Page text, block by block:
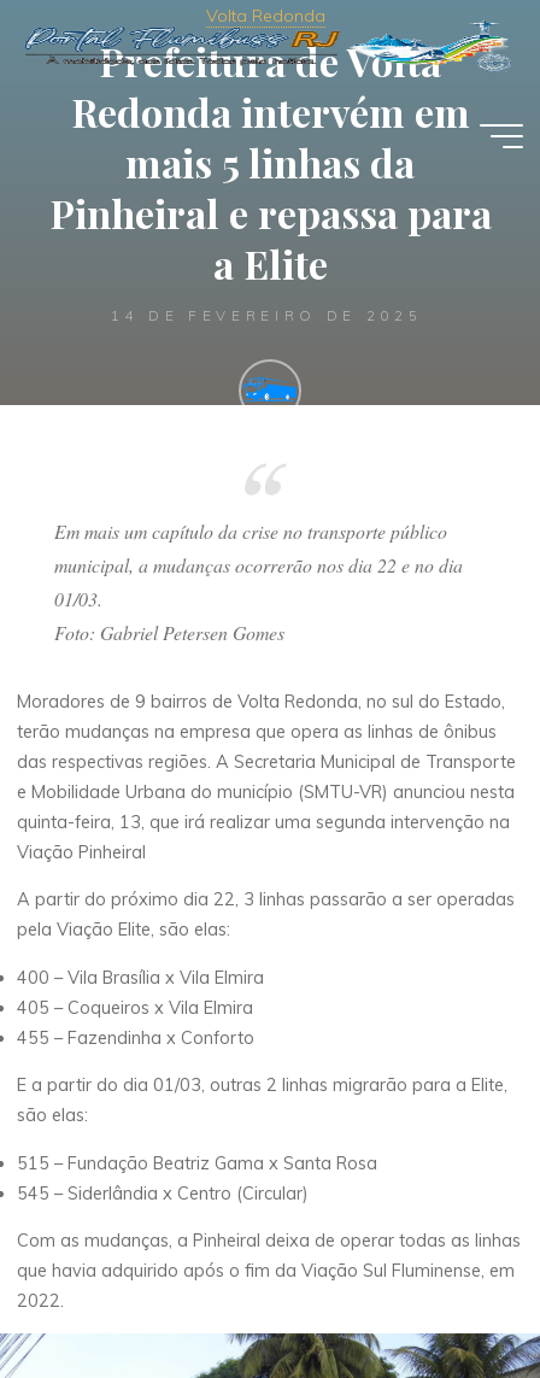
para
conteúdo
Volta Redonda
Prefeitura de Volta
Redonda intervém em
mais 5 linhas da
Pinheiral e repassa para
a Elite
14 DE FEVEREIRO DE 2025
Em mais um capítulo da crise no transporte público
municipal, a mudanças ocorrerão nos dia 22 e no dia
01/03.
Foto: Gabriel Petersen Gomes
Moradores de 9 bairros de Volta Redonda, no sul do Estado,
terão mudanças na empresa que opera as linhas de ônibus
das respectivas regiões. A Secretaria Municipal de Transporte
e Mobilidade Urbana do município (SMTU-VR) anunciou nesta
quinta-feira, 13, que irá realizar uma segunda intervenção na
Viação Pinheiral
A partir do próximo dia 22, 3 linhas passarão a ser operadas
pela Viação Elite, são elas:
400 – Vila Brasília x Vila Elmira
405 – Coqueiros x Vila Elmira
455 – Fazendinha x Conforto
E a partir do dia 01/03, outras 2 linhas migrarão para a Elite,
são elas:
515 – Fundação Beatriz Gama x Santa Rosa
545 – Siderlândia x Centro (Circular)
Com as mudanças, a Pinheiral deixa de operar todas as linhas
que havia adquirido após o fim da Viação Sul Fluminense, em
2022.